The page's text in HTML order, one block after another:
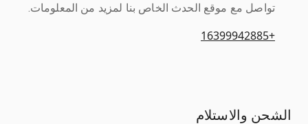
تواصل مع موقع الحدث الخاص بنا لمزيد من المعلومات.
+16399942885
الشحن والاستلام